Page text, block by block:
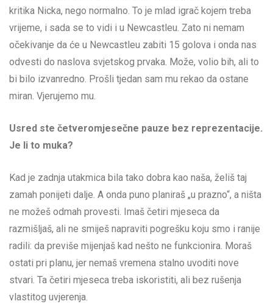
kritika Nicka, nego normalno. To je mlad igrač kojem treba
vrijeme, i sada se to vidi i u Newcastleu. Zato ni nemam
očekivanje da će u Newcastleu zabiti 15 golova i onda nas
odvesti do naslova svjetskog prvaka. Može, volio bih, ali to
bi bilo izvanredno. Prošli tjedan sam mu rekao da ostane
miran. Vjerujemo mu.
Usred ste četveromjesečne pauze bez reprezentacije.
Je li to muka?
Kad je zadnja utakmica bila tako dobra kao naša, želiš taj
zamah ponijeti dalje. A onda puno planiraš „u prazno“, a ništa
ne možeš odmah provesti. Imaš četiri mjeseca da
razmišljaš, ali ne smiješ napraviti pogrešku koju smo i ranije
radili: da previše mijenjaš kad nešto ne funkcionira. Moraš
ostati pri planu, jer nemaš vremena stalno uvoditi nove
stvari. Ta četiri mjeseca treba iskoristiti, ali bez rušenja
vlastitog uvjerenja.